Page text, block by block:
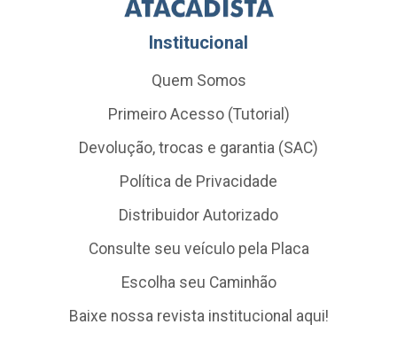
Institucional
Quem Somos
Primeiro Acesso (Tutorial)
Devolução, trocas e garantia (SAC)
Política de Privacidade
Distribuidor Autorizado
Consulte seu veículo pela Placa
Escolha seu Caminhão
Baixe nossa revista institucional aqui!